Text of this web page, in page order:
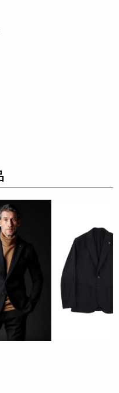
ルの折鶴ピンをラペ
くリラックス感を高
材で表現しました。
トレッチをこの素材は
ムはもちろん、
るハリ、腰のある素